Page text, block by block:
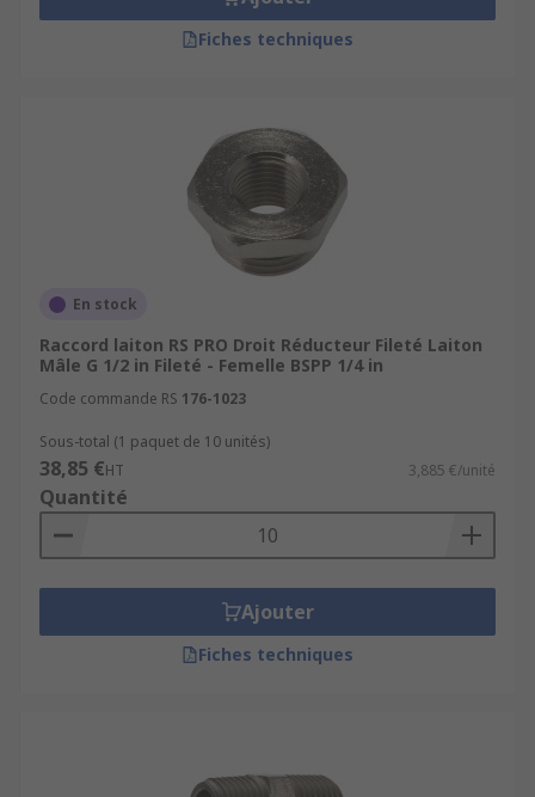
Fiches techniques
En stock
Raccord laiton RS PRO Droit Réducteur Fileté Laiton
Mâle G 1/2 in Fileté - Femelle BSPP 1/4 in
Code commande RS 176-1023
Sous-total (1 paquet de 10 unités)
38,85 €HT 3,885 €/unité
Quantité
Ajouter
Fiches techniques